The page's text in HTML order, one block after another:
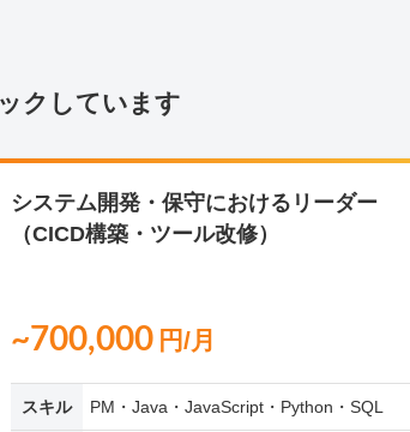
クしています
システム開発・保守におけるリーダー
（CICD構築・ツール改修）
~700,000 円/月
スキル PM・Java・JavaScript・Python・SQL